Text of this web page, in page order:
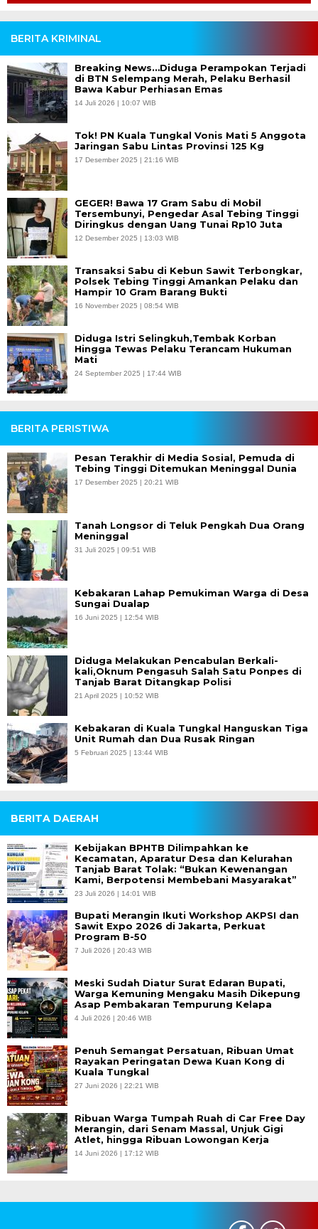
BERITA KRIMINAL
Breaking News…Diduga Perampokan Terjadi
di BTN Selempang Merah, Pelaku Berhasil
Bawa Kabur Perhiasan Emas
14 Juli 2026 | 10:07 WIB
Tok! PN Kuala Tungkal Vonis Mati 5 Anggota
Jaringan Sabu Lintas Provinsi 125 Kg
17 Desember 2025 | 21:16 WIB
GEGER! Bawa 17 Gram Sabu di Mobil
Tersembunyi, Pengedar Asal Tebing Tinggi
Diringkus dengan Uang Tunai Rp10 Juta
12 Desember 2025 | 13:03 WIB
Transaksi Sabu di Kebun Sawit Terbongkar,
Polsek Tebing Tinggi Amankan Pelaku dan
Hampir 10 Gram Barang Bukti
16 November 2025 | 08:54 WIB
Diduga Istri Selingkuh,Tembak Korban
Hingga Tewas Pelaku Terancam Hukuman
Mati
24 September 2025 | 17:44 WIB
BERITA PERISTIWA
Pesan Terakhir di Media Sosial, Pemuda di
Tebing Tinggi Ditemukan Meninggal Dunia
17 Desember 2025 | 20:21 WIB
Tanah Longsor di Teluk Pengkah Dua Orang
Meninggal
31 Juli 2025 | 09:51 WIB
Kebakaran Lahap Pemukiman Warga di Desa
Sungai Dualap
16 Juni 2025 | 12:54 WIB
Diduga Melakukan Pencabulan Berkali-
kali,Oknum Pengasuh Salah Satu Ponpes di
Tanjab Barat Ditangkap Polisi
21 April 2025 | 10:52 WIB
Kebakaran di Kuala Tungkal Hanguskan Tiga
Unit Rumah dan Dua Rusak Ringan
5 Februari 2025 | 13:44 WIB
BERITA DAERAH
Kebijakan BPHTB Dilimpahkan ke
Kecamatan, Aparatur Desa dan Kelurahan
Tanjab Barat Tolak: “Bukan Kewenangan
Kami, Berpotensi Membebani Masyarakat”
23 Juli 2026 | 14:01 WIB
Bupati Merangin Ikuti Workshop AKPSI dan
Sawit Expo 2026 di Jakarta, Perkuat
Program B-50
7 Juli 2026 | 20:43 WIB
Meski Sudah Diatur Surat Edaran Bupati,
Warga Kemuning Mengaku Masih Dikepung
Asap Pembakaran Tempurung Kelapa
4 Juli 2026 | 20:46 WIB
Penuh Semangat Persatuan, Ribuan Umat
Rayakan Peringatan Dewa Kuan Kong di
Kuala Tungkal
27 Juni 2026 | 22:21 WIB
Ribuan Warga Tumpah Ruah di Car Free Day
Merangin, dari Senam Massal, Unjuk Gigi
Atlet, hingga Ribuan Lowongan Kerja
14 Juni 2026 | 17:12 WIB